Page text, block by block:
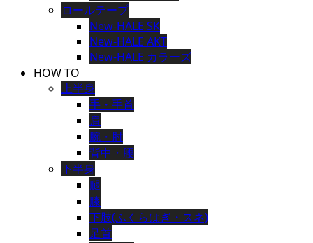
ロールテープ
New-HALE SK
New-HALE AKT
New-HALE カラーズ
HOW TO
上半身
手・手首
肩
腕・肘
背中・腰
下半身
腿
膝
下肢(ふくらはぎ・スネ)
足首